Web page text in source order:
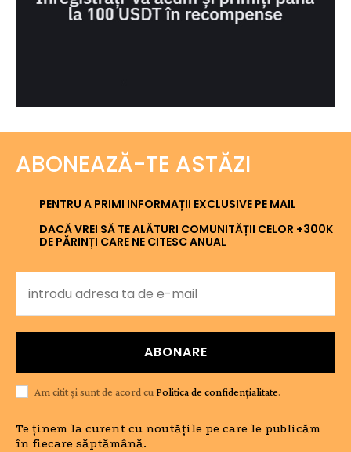
ABONEAZĂ-TE ASTĂZI
PENTRU A PRIMI INFORMAȚII EXCLUSIVE PE MAIL
DACĂ VREI SĂ TE ALĂTURI COMUNITĂȚII CELOR +300K
DE PĂRINȚI CARE NE CITESC ANUAL
ABONARE
Am citit și sunt de acord cu Politica de confidențialitate.
Te ținem la curent cu noutățile pe care le publicăm
în fiecare săptămână.